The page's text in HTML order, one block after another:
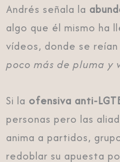
Andrés señala la
algo que él mismo ha
vídeos, donde se
poco más de pluma y
Si la ofensiva anti-
personas pero las
anima a partidos,
redoblar su apuesta